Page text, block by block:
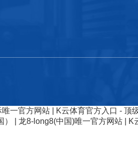
一官方网站
K云体育官方入口 - 顶
龙8-long8(中国)唯一官方网站 K